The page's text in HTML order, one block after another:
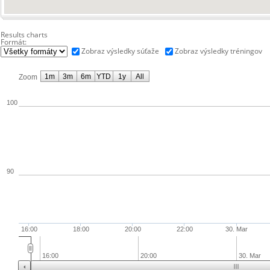
Results charts
Formát:
Zobraz výsledky súťaže
Zobraz výsledky tréningov
Zoom
16:00 18:00 20:00 22:00 30. Mar
90
100
30. Mar
16:00 20:00
1m 3m 6m YTD 1y All